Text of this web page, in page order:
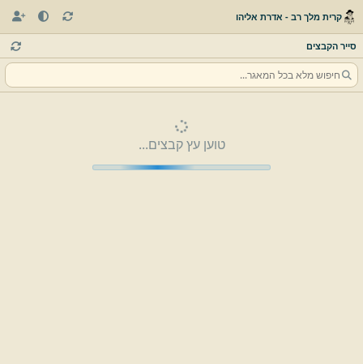
קרית מלך רב - אדרת אליהו
סייר הקבצים
טוען עץ קבצים...